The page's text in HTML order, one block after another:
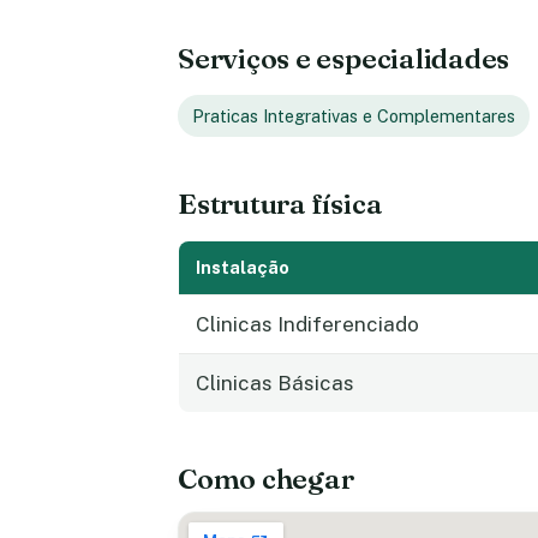
Serviços e especialidades
Praticas Integrativas e Complementares
Estrutura física
Instalação
Clinicas Indiferenciado
Clinicas Básicas
Como chegar